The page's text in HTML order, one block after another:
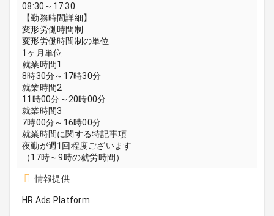
08:30～17:30
【勤務時間詳細】
変形労働時間制
変形労働時間制の単位
1ヶ月単位
就業時間1
8時30分～17時30分
就業時間2
11時00分～20時00分
就業時間3
7時00分～16時00分
就業時間に関する特記事項
夜勤が週1回程度ございます
（17時～9時の就労時間）
情報提供
HR Ads Platform